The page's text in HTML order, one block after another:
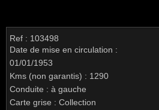
Ref : 103498
Date de mise en circulation :
01/01/1953
Kms (non garantis) : 1290
Conduite : à gauche
Carte grise : Collection